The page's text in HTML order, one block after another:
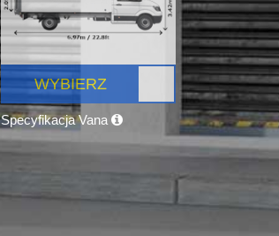
WYBIERZ
Specyfikacja Vana